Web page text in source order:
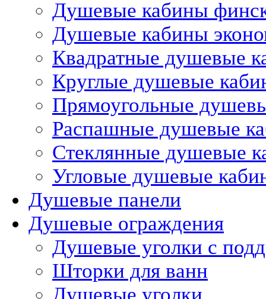
Душевые кабины
Душевые кабины
Квадратные душевые
Круглые душевые
Прямоугольные
Распашные душевые
Стеклянные душевые
Угловые душевые
Душевые панели
Душевые ограждения
Душевые уголки с
Шторки для ванн